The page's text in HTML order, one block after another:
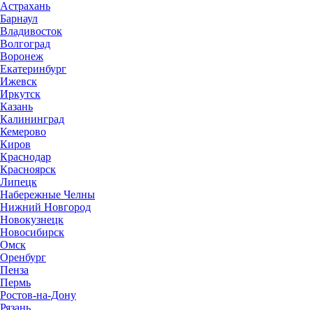
Астрахань
Барнаул
Владивосток
Волгоград
Воронеж
Екатеринбург
Ижевск
Иркутск
Казань
Калининград
Кемерово
Киров
Краснодар
Красноярск
Липецк
Набережные Челны
Нижний Новгород
Новокузнецк
Новосибирск
Омск
Оренбург
Пенза
Пермь
Ростов-на-Дону
Рязань